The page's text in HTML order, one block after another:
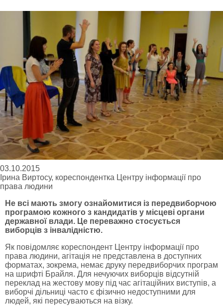
03.10.2015
Ірина Виртосу, кореспондентка Центру інформації про
права людини
Не всі мають змогу ознайомитися із передвиборчою
програмою кожного з кандидатів у місцеві органи
державної влади. Це переважно стосується
виборців з інвалідністю.
Як повідомляє кореспондент Центру інформації про
права людини, агітація не представлена в доступних
форматах, зокрема, немає друку передвиборчих програм
на шрифті Брайля. Для нечуючих виборців відсутній
переклад на жестову мову під час агітаційних виступів, а
виборчі дільниці часто є фізично недоступними для
людей, які пересуваються на візку.